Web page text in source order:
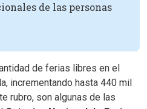
de las personas
de ferias libres en el
incrementando hasta 440 mil
rubro, son algunas de las